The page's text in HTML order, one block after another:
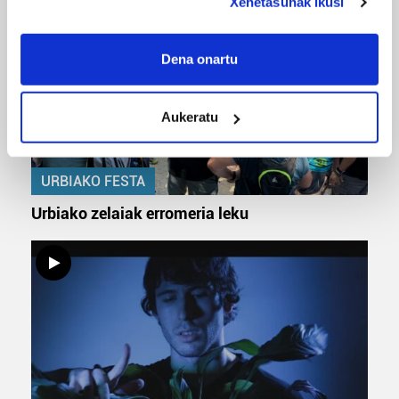
If you allow, we would also like to:
Collect information about your geographical
Identify your device by actively scanning it for
specific characteristics (fingerprinting)
Find out more about how your personal data is processed
and set your preferences in thedetails section .
teknologia erabiliz, cookieak adibidez, iragarki eta eduki
pertsonalizatuak eskaintzeko, iragarkiak eta edukia
neurtzeko, jendeari buruzko informazioa biltzeko eta
produktuak garatzeko. Zure datuak nork eta zertarako
erabiltzen dituen hauta dezakezu.
Dena onartu
Aukeratu
URBIAKO FESTA
Urbiako zelaiak erromeria leku